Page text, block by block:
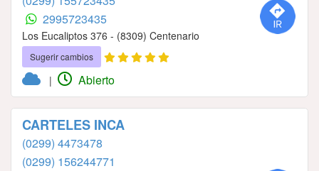
2995723435
Los Eucaliptos 376 - (8309) Centenario
Sugerir cambios
| Abierto
CARTELES INCA
(0299) 4473478
(0299) 156244771